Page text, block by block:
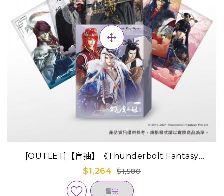
[OUTLET]【盲抽】《Thunderbolt Fantasy
Project》幻晶瓊英錄透卡(隨機盒裝) (已完售)
$1,264 $1,580
售完